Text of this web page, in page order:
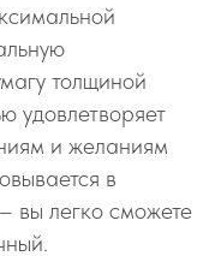
толщиной
удовлетворяет
и желаниям
в
вы легко сможете